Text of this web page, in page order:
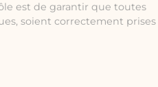
est de garantir que toutes
soient correctement prises